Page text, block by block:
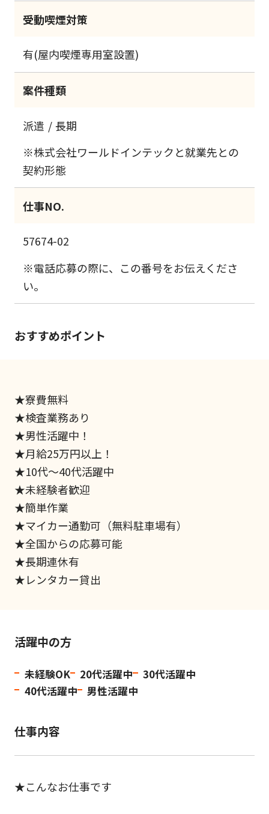
受動喫煙対策
有(屋内喫煙専用室設置)
案件種類
派遣
長期
※株式会社ワールドインテックと就業先との
契約形態
仕事NO.
57674-02
※電話応募の際に、この番号をお伝えくださ
い。
おすすめポイント
★寮費無料
★検査業務あり
★男性活躍中！
★月給25万円以上！
★10代～40代活躍中
★未経験者歓迎
★簡単作業
★マイカー通勤可（無料駐車場有）
★全国からの応募可能
★長期連休有
★レンタカー貸出
活躍中の方
未経験OK 20代活躍中
30代活躍中
40代活躍中
男性活躍中
仕事内容
★こんなお仕事です